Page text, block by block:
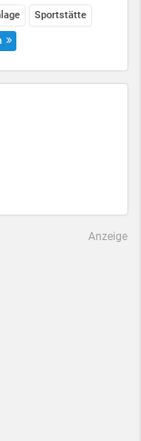
Sportstätte
Anzeige